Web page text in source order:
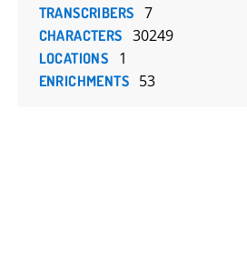
TRANSCRIBERS 7
CHARACTERS 30249
LOCATIONS 1
ENRICHMENTS 53